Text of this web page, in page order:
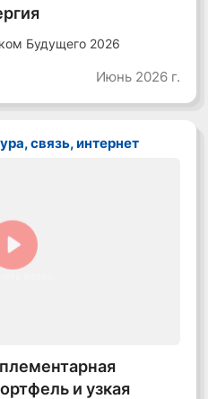
Будущего 2026
Июнь 2026 г.
связь, интернет
и узкая